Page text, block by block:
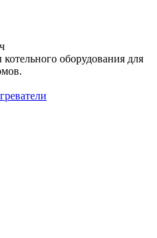
оборудования для